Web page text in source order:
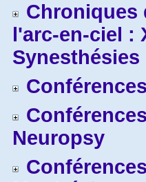
Chroniques
l'arc-en-ciel :
Synesthésies
Conférences
Conférences
Neuropsy